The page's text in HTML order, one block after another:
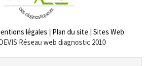
légales | Plan du site | Sites Web
Réseau web diagnostic 2010